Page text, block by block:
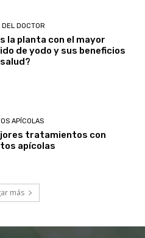
DOCTOR
la planta con el mayor
de yodo y sus beneficios
APÍCOLAS
tratamientos con
apícolas
más